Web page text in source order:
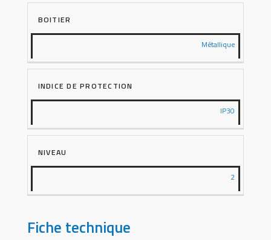
BOITIER
Métallique
INDICE DE PROTECTION
IP30
NIVEAU
2
Fiche technique